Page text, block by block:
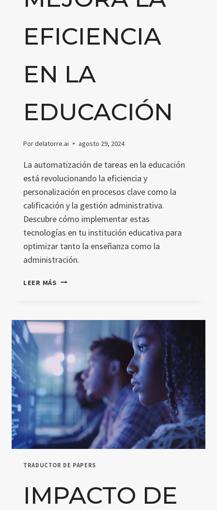
EFICIENCIA
EN LA
EDUCACIÓN
Pordelatorre.ai agosto 29, 2024
La automatización de tareas en la educación
está revolucionando la eficiencia y
personalización en procesos clave como la
calificación y la gestión administrativa.
Descubre cómo implementar estas
tecnologías en tu institución educativa para
optimizar tanto la enseñanza como la
administración.
LEER MÁS CÓMO
TAREAS
MEJORA
LA
EFICIENCIA
EN
EDUCACIÓN
TRADUCTOR DE PAPERS
IMPACTO DE